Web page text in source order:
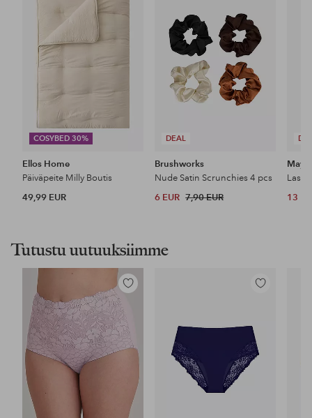
COSYBED 30%
Ellos Home
Päiväpeite Milly Boutis
49,99 EUR
DEAL
Brushworks
Nude Satin Scrunchies 4 pcs
6 EUR 7,90 EUR 13
Tutustu uutuuksiimme
Lisää
suosikkeihin
Lisää